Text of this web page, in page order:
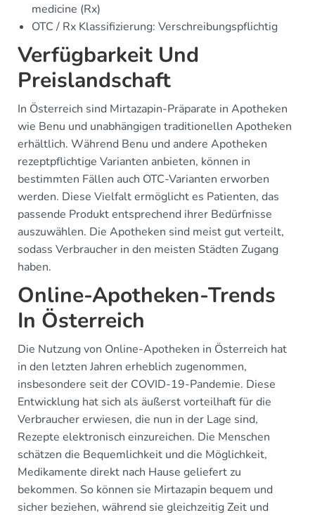
medicine (Rx)
OTC / Rx Klassifizierung: Verschreibungspflichtig
Verfügbarkeit Und
Preislandschaft
In Österreich sind Mirtazapin-Präparate in Apotheken
wie Benu und unabhängigen traditionellen Apotheken
erhältlich. Während Benu und andere Apotheken
rezeptpflichtige Varianten anbieten, können in
bestimmten Fällen auch OTC-Varianten erworben
werden. Diese Vielfalt ermöglicht es Patienten, das
passende Produkt entsprechend ihrer Bedürfnisse
auszuwählen. Die Apotheken sind meist gut verteilt,
sodass Verbraucher in den meisten Städten Zugang
haben.
Online-Apotheken-Trends
In Österreich
Die Nutzung von Online-Apotheken in Österreich hat
in den letzten Jahren erheblich zugenommen,
insbesondere seit der COVID-19-Pandemie. Diese
Entwicklung hat sich als äußerst vorteilhaft für die
Verbraucher erwiesen, die nun in der Lage sind,
Rezepte elektronisch einzureichen. Die Menschen
schätzen die Bequemlichkeit und die Möglichkeit,
Medikamente direkt nach Hause geliefert zu
bekommen. So können sie Mirtazapin bequem und
sicher beziehen, während sie gleichzeitig Zeit und